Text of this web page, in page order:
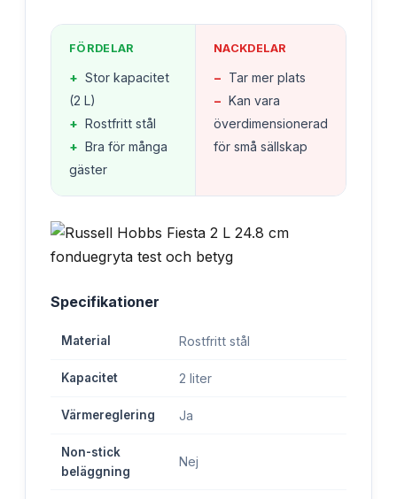
FÖRDELAR
+ Stor kapacitet
(2 L)
+ Rostfritt stål
+ Bra för många
gäster
NACKDELAR
− Tar mer plats
− Kan vara
överdimensionerad
för små sällskap
Specifikationer
Material Rostfritt stål
Kapacitet 2 liter
Värmereglering Ja
Non-stick
beläggning
Nej